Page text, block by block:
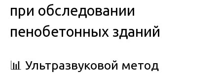
при обследовании
пенобетонных зданий
📊 Ультразвуковой метод